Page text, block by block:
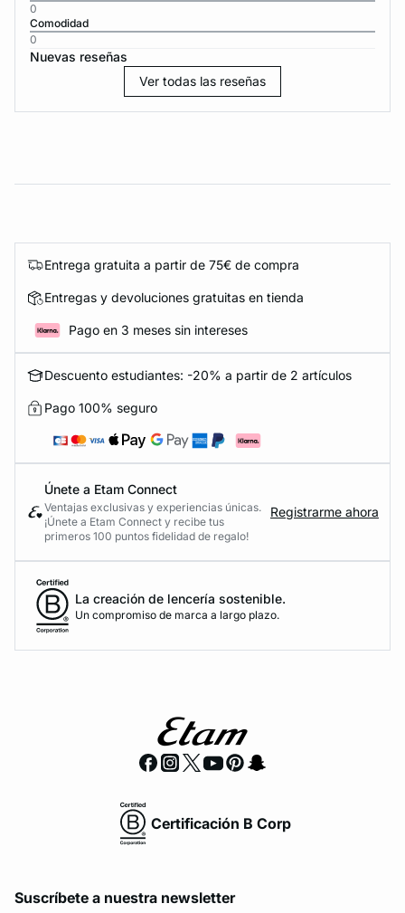
0
Comodidad
0
Nuevas reseñas
Ver todas las reseñas
Entrega gratuita a partir de 75€ de compra
Entregas y devoluciones gratuitas en tienda
Pago en 3 meses sin intereses
Descuento estudiantes: -20% a partir de 2 artículos
Pago 100% seguro
Únete a Etam Connect
Ventajas exclusivas y experiencias únicas.
¡Únete a Etam Connect y recibe tus
primeros 100 puntos fidelidad de regalo!
Registrarme ahora
La creación de lencería sostenible.
Un compromiso de marca a largo plazo.
Certificación B Corp
Suscríbete a nuestra newsletter